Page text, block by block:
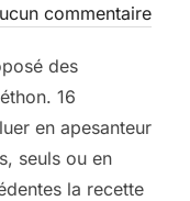
commentaire
des
16
en apesanteur
seuls ou en
la recette